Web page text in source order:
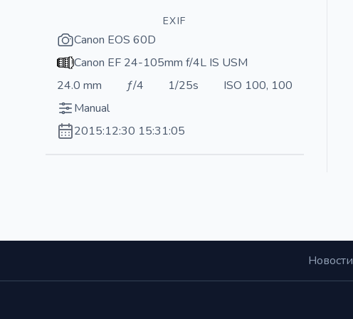
EXIF
Canon EOS 60D
Canon EF 24-105mm f/4L IS USM
24.0 mm
ƒ/4 1/25s
ISO 100, 100
Manual
2015:12:30 15:31:05
Новости